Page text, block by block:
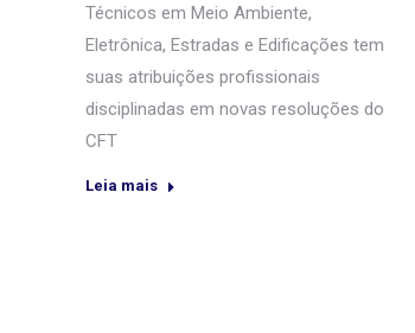
Técnicos em Meio Ambiente,
Eletrônica, Estradas e Edificações tem
suas atribuições profissionais
disciplinadas em novas resoluções do
CFT
Leia mais